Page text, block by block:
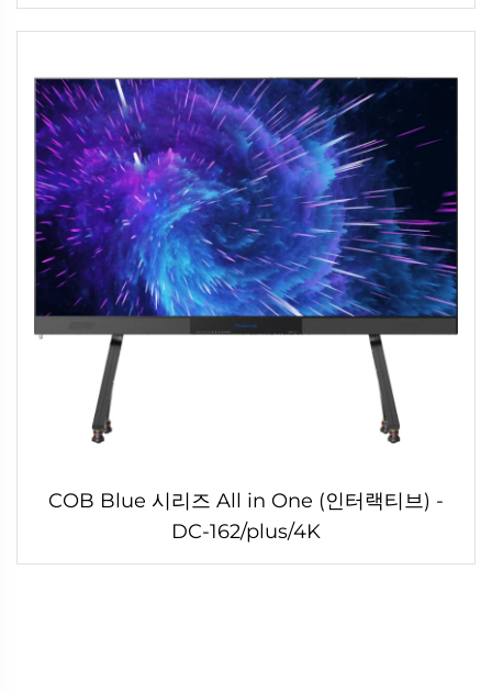
COB Blue 시리즈 All in One (인터랙티브) -
DC-162/plus/4K